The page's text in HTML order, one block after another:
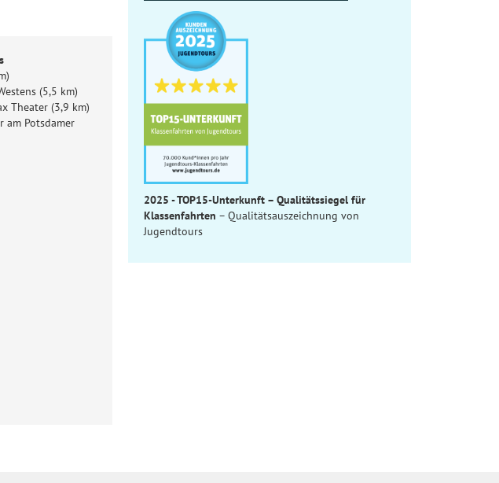
(5,5 km)
Theater (3,9 km)
am Potsdamer
2025 - TOP15-Unterkunft – Qualitätssiegel für
Klassenfahrten – Qualitätsauszeichnung von
Jugendtours